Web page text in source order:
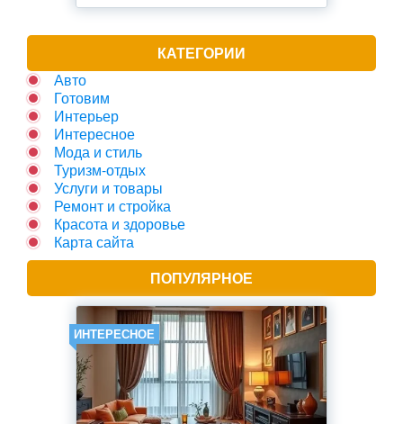
КАТЕГОРИИ
Авто
Готовим
Интерьер
Интересное
Мода и стиль
Туризм-отдых
Услуги и товары
Ремонт и стройка
Красота и здоровье
Карта сайта
ПОПУЛЯРНОЕ
ИНТЕРЕСНОЕ